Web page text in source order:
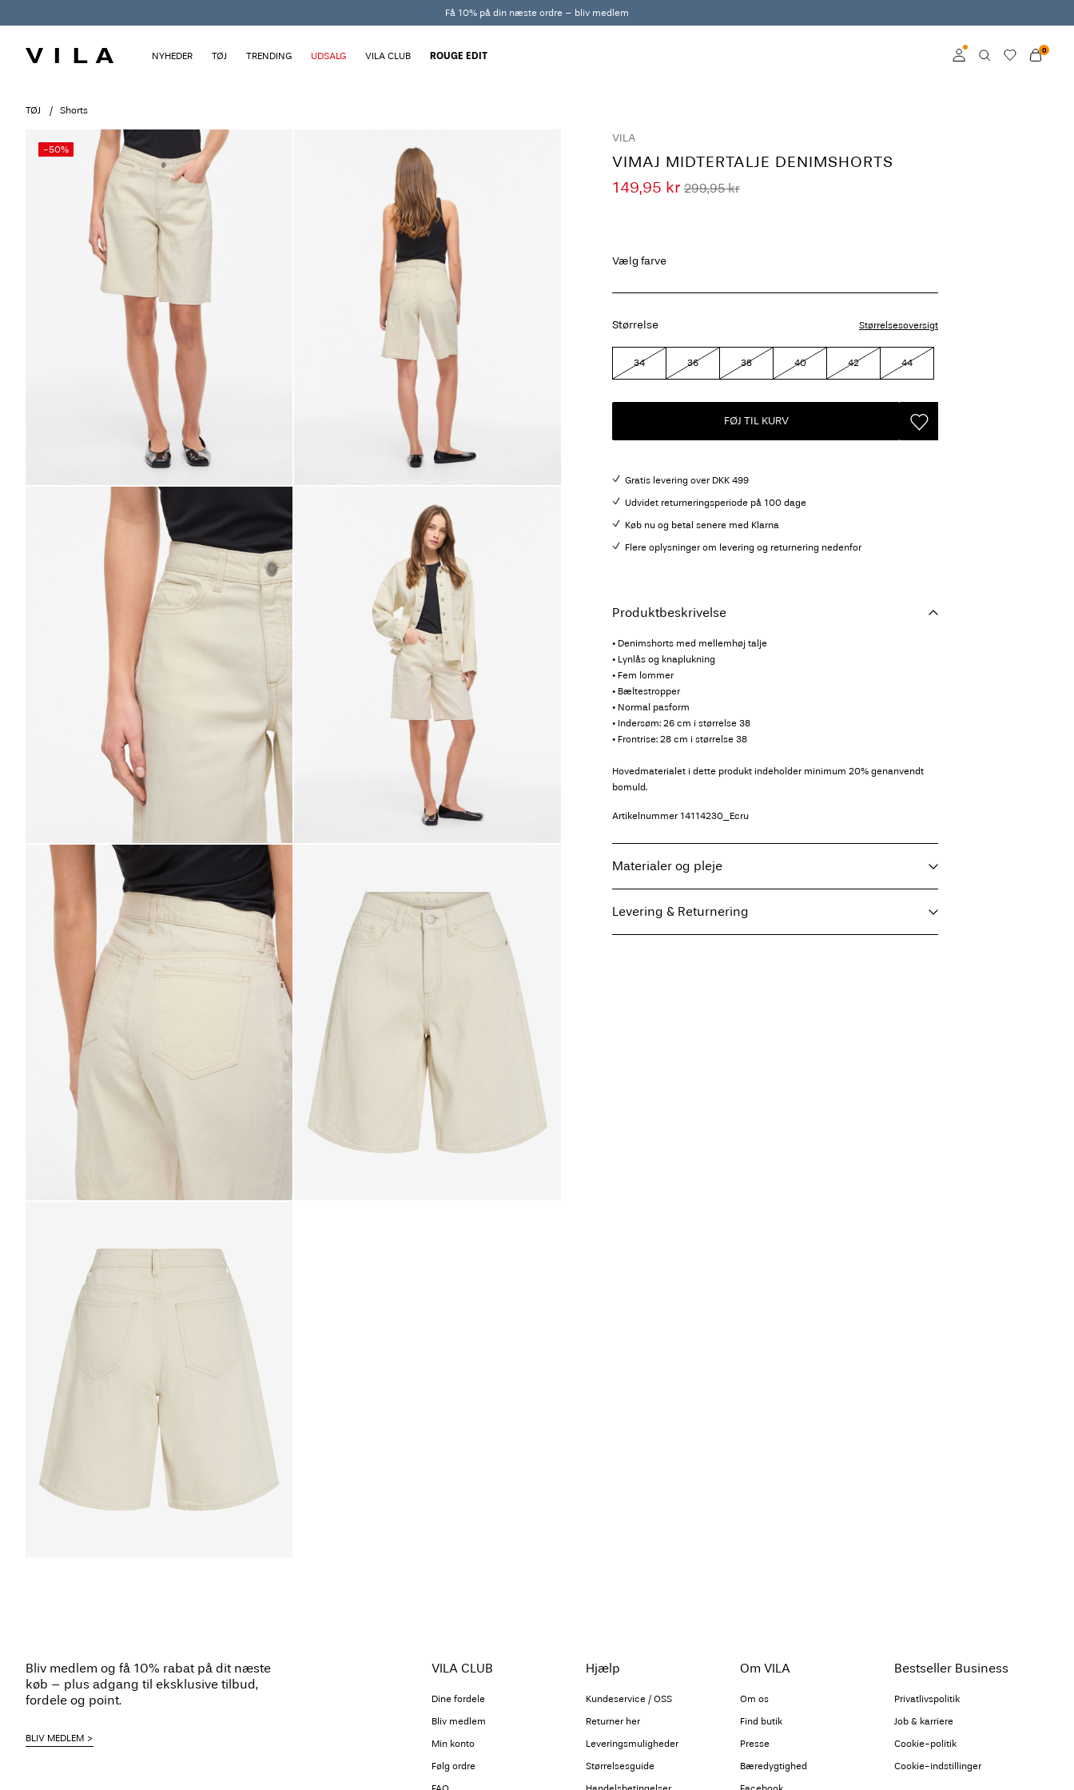
Få 10% på din næste ordre – bliv medlem
0
NYHEDER TØJ TRENDING UDSALG VILA CLUB ROUGE EDIT
TØJ Shorts
-50%
VILA
VIMAJ MIDTERTALJE DENIMSHORTS
149,95 kr 299,95 kr
Vælg farve
Størrelse Størrelsesoversigt
34 36 38 40 42 44
FØJ TIL KURV
Gratis levering over DKK 499
Udvidet returneringsperiode på 100 dage
Køb nu og betal senere med Klarna
Flere oplysninger om levering og returnering nedenfor
Produktbeskrivelse
• Denimshorts med mellemhøj talje
• Lynlås og knaplukning
• Fem lommer
• Bæltestropper
• Normal pasform
• Indersøm: 26 cm i størrelse 38
• Frontrise: 28 cm i størrelse 38
Hovedmaterialet i dette produkt indeholder minimum 20% genanvendt
bomuld.
Artikelnummer 14114230_Ecru
Materialer og pleje
Levering & Returnering
Bliv medlem og få 10% rabat på dit næste
køb – plus adgang til eksklusive tilbud,
fordele og point.
BLIV MEDLEM
VILA CLUB
Dine fordele
Bliv medlem
Min konto
Følg ordre
Hjælp
Kundeservice / OSS
Returner her
Leveringsmuligheder
Størrelsesguide
Om VILA
Om os
Find butik
Presse
Bæredygtighed
Bestseller Business
Privatlivspolitik
Job & karriere
Cookie-politik
Cookie-indstillinger